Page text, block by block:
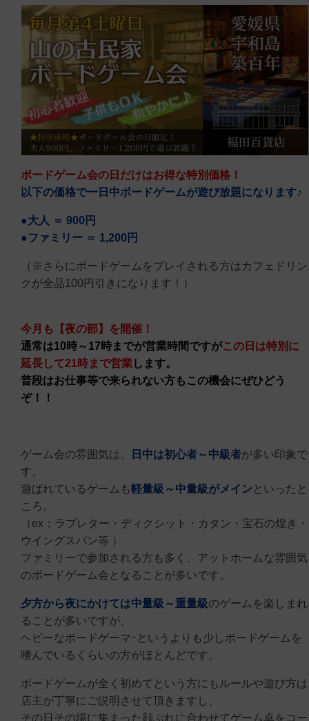
ボードゲーム会の日だけはお得な特別価格！
以下の価格で一日中ボードゲームが遊び放題になります♪
●大人 ＝ 900円
●ファミリー ＝ 1,200円
（※さらにボードゲームをプレイされる方はカフェドリン
クが全品100円引きになります！）
今月も【夜の部】を 開催！
通常は10時～17時までが営業時間ですがこの日は特別に
延長して21時まで営業 します。
普段はお仕事等で来られない方もこの機会にぜひどう
ぞ！！
ゲーム会の雰囲気は、 日中は初心者～中級者が多い印象で
す。
遊ばれているゲームも軽量級～中量級がメイン といったと
ころ。
（ex；ラブレター・ディクシット・カタン・宝石の煌き・
ウイングスパン等 ）
ファミリーで参加される方も多く、アットホームな雰囲気
のボードゲーム会となることが多いです。
夕方から夜にかけては中量級～重量級のゲームを楽しまれ
ることが多いですが、
ヘビーなボードゲーマｰというよりも少しボードゲームを
嗜んでいるくらいの方がほとんどです。
ボードゲームが全く初めてという方にもルールや遊び方は
店主が丁寧にご説明させて頂きますし、
その日その場に集まった顔ぶれに合わせてゲーム卓をコー